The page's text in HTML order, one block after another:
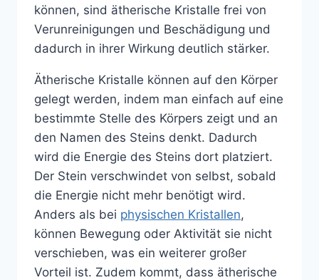
können, sind ätherische Kristalle frei von
Verunreinigungen und Beschädigung und
dadurch in ihrer Wirkung deutlich stärker.
Ätherische Kristalle können auf den Körper
gelegt werden, indem man einfach auf eine
bestimmte Stelle des Körpers zeigt und an
den Namen des Steins denkt. Dadurch
wird die Energie des Steins dort platziert.
Der Stein verschwindet von selbst, sobald
die Energie nicht mehr benötigt wird.
Anders als bei physischen Kristallen,
können Bewegung oder Aktivität sie nicht
verschieben, was ein weiterer großer
Vorteil ist. Zudem kommt, dass ätherische